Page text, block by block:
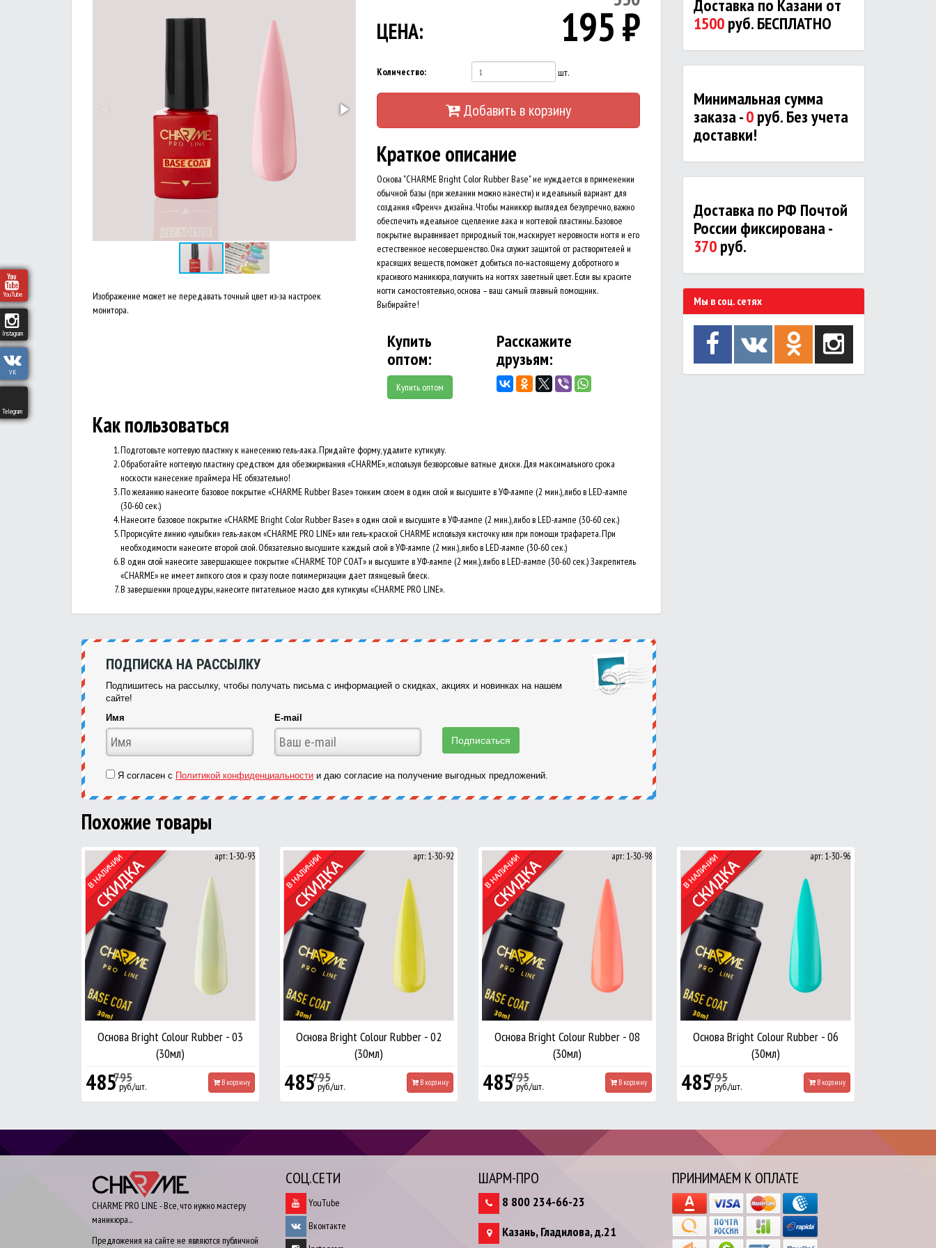
YouTube
Instagram
VK
Telegram
Изображение может не передавать точный цвет из-за настроек
монитора.
ЦЕНА: 195₽
Количество: шт.
Добавить в корзину
Краткое описание
Основа "CHARME Bright Color Rubber Base" не нуждается в применении
обычной базы (при желании можно нанести) и идеальный вариант для
создания «Френч» дизайна. Чтобы маникюр выглядел безупречно, важно
обеспечить идеальное сцепление лака и ногтевой пластины. Базовое
покрытие выравнивает природный тон, маскирует неровности ногтя и его
естественное несовершенство. Она служит защитой от растворителей и
красящих веществ, поможет добиться по-настоящему добротного и
красивого маникюра, получить на ногтях заветный цвет. Если вы красите
ногти самостоятельно, основа – ваш самый главный помощник.
Выбирайте!
Купить
оптом:
Купить оптом
Расскажите
друзьям:
Как пользоваться
Подготовьте ногтевую пластину к нанесению гель-лака. Придайте форму, удалите кутикулу.
Обработайте ногтевую пластину средством для обезжиривания «CHARME», используя безворсовые ватные диски. Для максимального срока
носкости нанесение праймера НЕ обязательно!
По желанию нанесите базовое покрытие «CHARME Rubber Base» тонким слоем в один слой и высушите в УФ-лампе (2 мин.), либо в LED-лампе
(30-60 сек.)
Нанесите базовое покрытие «CHARME Bright Color Rubber Base» в один слой и высушите в УФ-лампе (2 мин.), либо в LED-лампе (30-60 сек.)
Прорисуйте линию «улыбки» гель-лаком «CHARME PRO LINE» или гель-краской CHARME используя кисточку или при помощи трафарета. При
необходимости нанесите второй слой. Обязательно высушите каждый слой в УФ-лампе (2 мин.), либо в LED-лампе (30-60 сек.)
В один слой нанесите завершающее покрытие «CHARME TOP COAT» и высушите в УФ-лампе (2 мин.), либо в LED-лампе (30-60 сек.) Закрепитель
«CHARME» не имеет липкого слоя и сразу после полимеризации дает глянцевый блеск.
В завершении процедуры, нанесите питательное масло для кутикулы «CHARME PRO LINE».
Доставка по Казани от
1500руб. БЕСПЛАТНО
Минимальная сумма
заказа -0руб. Без учета
доставки!
Доставка по РФ Почтой
России фиксирована -
370руб.
Мы в соц. сетях
ПОДПИСКА НА РАССЫЛКУ
Подпишитесь на рассылку, чтобы получать письма с информацией о скидках, акциях и новинках на нашем
сайте!
Имя
E-mail
Я согласен с Политикой конфиденциальности и даю согласие на получение выгодных предложений.
Похожие товары
арт: 1-30-93
795
Основа Bright Colour Rubber - 03
(30мл)
485руб./шт. В корзину
арт: 1-30-92
795
Основа Bright Colour Rubber - 02
(30мл)
485руб./шт. В корзину
арт: 1-30-98
795
Основа Bright Colour Rubber - 08
(30мл)
485руб./шт. В корзину
арт: 1-30-96
795
Основа Bright Colour Rubber - 06
(30мл)
485руб./шт. В корзину
CHARME PRO LINE - Все, что нужно мастеру
маникюра...
Предложения на сайте не являются публичной
СОЦ.СЕТИ
YouTube
Вконтакте
ШАРМ-ПРО
8 800 234-66-23
Казань,Гладилова, д.21
ПРИНИМАЕМ К ОПЛАТЕ